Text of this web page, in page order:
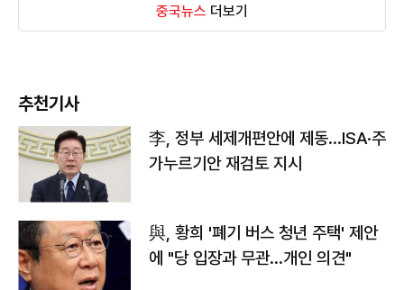
중국뉴스 더보기
추천기사
李, 정부 세제개편안에 제동…ISA·주
가누르기안 재검토 지시
與, 황희 '폐기 버스 청년 주택' 제안
에 "당 입장과 무관…개인 의견"